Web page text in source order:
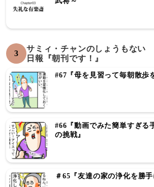
3
サミィ・チャンのしょうもない
日報『朝刊です！』
#67『母を見習って毎朝散歩
#66『動画でみた簡単すぎる
の挑戦』
＃65『友達の家の浄化を勝手